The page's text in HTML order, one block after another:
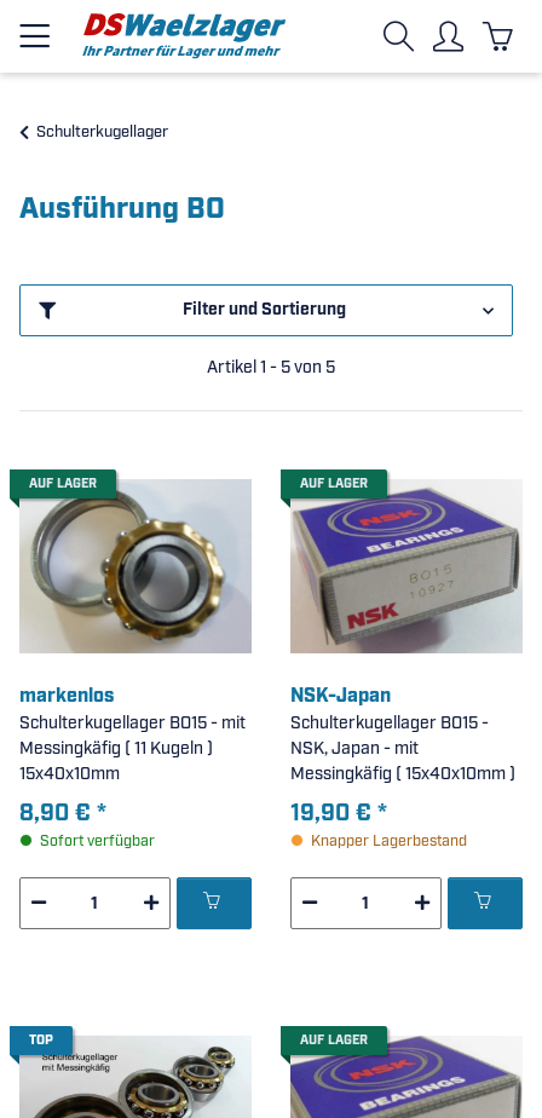
Schulterkugellager
Ausführung BO
Filter und Sortierung
Artikel 1 - 5 von 5
AUF LAGER
markenlos
Schulterkugellager BO15 - mit
Messingkäfig ( 11 Kugeln )
15x40x10mm
8,90 € *
Sofort verfügbar
AUF LAGER
NSK-Japan
Schulterkugellager BO15 -
NSK, Japan - mit
Messingkäfig ( 15x40x10mm )
19,90 € *
Knapper Lagerbestand
TOP AUF LAGER